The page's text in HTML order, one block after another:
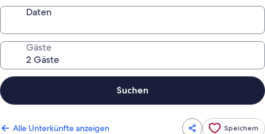
Daten
Gäste
Suchen
Alle Unterkünfte anzeigen Speichern